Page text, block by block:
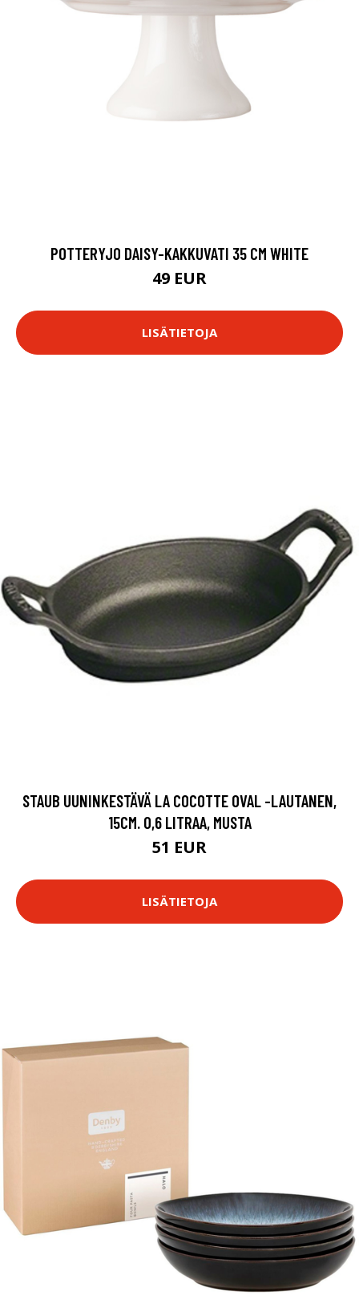
POTTERYJO DAISY-KAKKUVATI 35 CM WHITE
49 EUR
LISÄTIETOJA
STAUB UUNINKESTÄVÄ LA COCOTTE OVAL -LAUTANEN,
15CM. 0,6 LITRAA, MUSTA
51 EUR
LISÄTIETOJA